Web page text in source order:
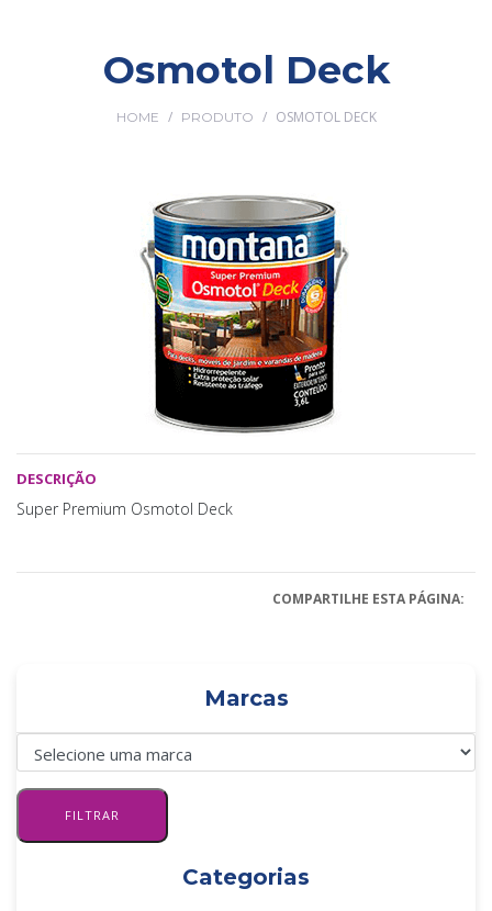
Osmotol Deck
HOME / PRODUTO / OSMOTOL DECK
DESCRIÇÃO
Super Premium Osmotol Deck
COMPARTILHE ESTA PÁGINA:
Marcas
Categorias